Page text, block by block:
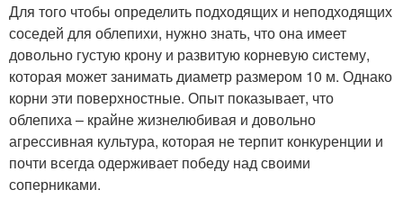
Для того чтобы определить подходящих и неподходящих
соседей для облепихи, нужно знать, что она имеет
довольно густую крону и развитую корневую систему,
которая может занимать диаметр размером 10 м. Однако
корни эти поверхностные. Опыт показывает, что
облепиха – крайне жизнелюбивая и довольно
агрессивная культура, которая не терпит конкуренции и
почти всегда одерживает победу над своими
соперниками.